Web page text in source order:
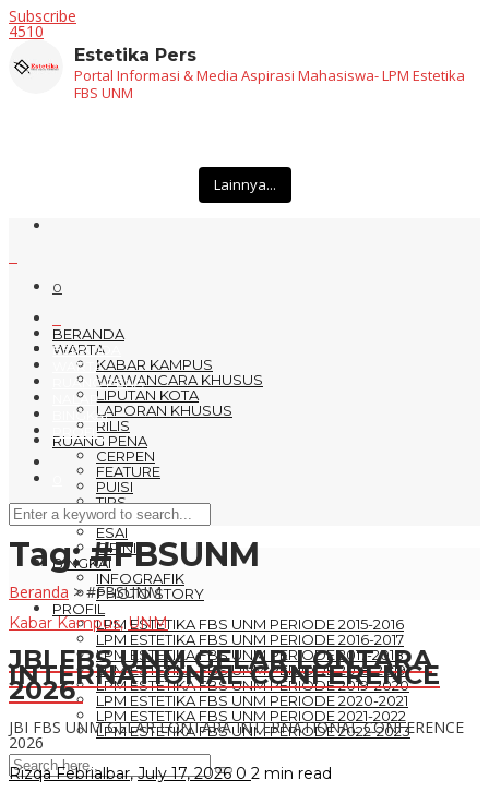
Subscribe
4510
Estetika Pers
Portal Informasi & Media Aspirasi Mahasiswa- LPM Estetika
FBS UNM
Lainnya...
0
BERANDA
WARTA
KABAR KAMPUS
WAWANCARA KHUSUS
LIPUTAN KOTA
LAPORAN KHUSUS
RILIS
RUANG PENA
CERPEN
FEATURE
PUISI
TIPS
NALAR
ESAI
OPINI
BINGKAI
INFOGRAFIK
PHOTO STORY
PROFIL
LPM ESTETIKA FBS UNM PERIODE 2015-2016
LPM ESTETIKA FBS UNM PERIODE 2016-2017
LPM ESTETIKA FBS UNM PERIODE 2017-2018
LPM ESTETIKA FBS UNM PERIODE 2018-2019
LPM ESTETIKA FBS UNM PERIODE 2019-2020
LPM ESTETIKA FBS UNM PERIODE 2020-2021
LPM ESTETIKA FBS UNM PERIODE 2021-2022
LPM ESTETIKA FBS UNM PERIODE 2022-2023
BERANDA
WARTA
RUANG PENA
NALAR
BINGKAI
PROFIL
Tag:#FBSUNM
Beranda >#FBSUNM
Kabar Kampus, UNM
JBI FBS UNM GELAR LONTARA
INTERNATIONAL CONFERENCE
2026
JBI FBS UNM GELAR LONTARA INTERNATIONAL CONFERENCE
2026
Rizqa Febrialbar,July 17, 2026 0 2 min read